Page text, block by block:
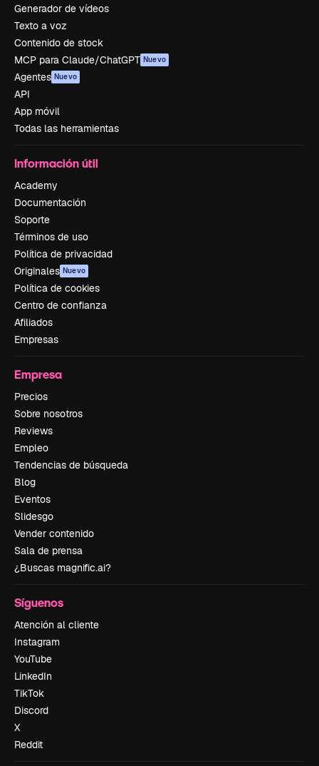
Generador de vídeos
Texto a voz
Contenido de stock
MCP para Claude/ChatGPT Nuevo
Agentes Nuevo
API
App móvil
Todas las herramientas
Información útil
Academy
Documentación
Soporte
Términos de uso
Política de privacidad
Originales Nuevo
Política de cookies
Centro de confianza
Afiliados
Empresas
Empresa
Precios
Sobre nosotros
Reviews
Empleo
Tendencias de búsqueda
Blog
Eventos
Slidesgo
Vender contenido
Sala de prensa
¿Buscas magnific.ai?
Síguenos
Atención al cliente
Instagram
YouTube
LinkedIn
TikTok
Discord
X
Reddit